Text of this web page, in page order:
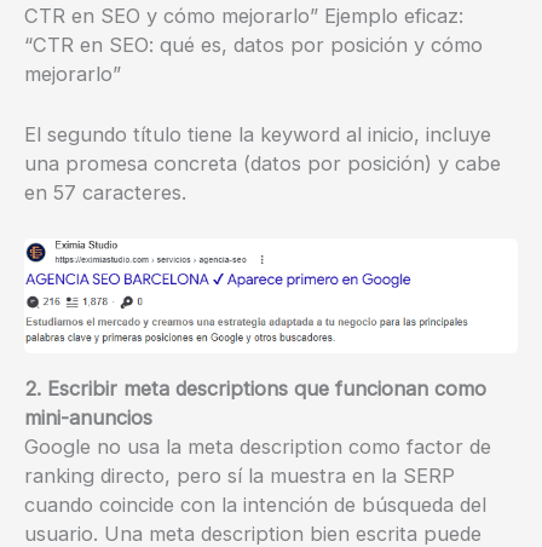
CTR en SEO y cómo mejorarlo” Ejemplo eficaz:
“CTR en SEO: qué es, datos por posición y cómo
mejorarlo”
El segundo título tiene la keyword al inicio, incluye
una promesa concreta (datos por posición) y cabe
en 57 caracteres.
2. Escribir meta descriptions que funcionan como
mini-anuncios
Google no usa la meta description como factor de
ranking directo, pero sí la muestra en la SERP
cuando coincide con la intención de búsqueda del
usuario. Una meta description bien escrita puede